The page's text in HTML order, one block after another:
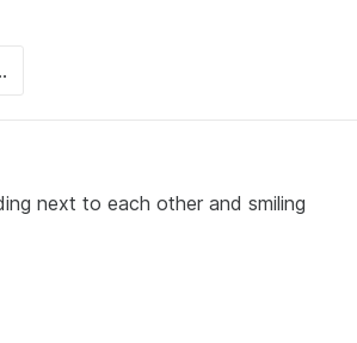
next to each other and smiling